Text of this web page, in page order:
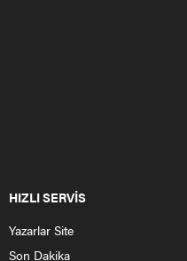
HIZLI SERVİS
Yazarlar Site
Son Dakika